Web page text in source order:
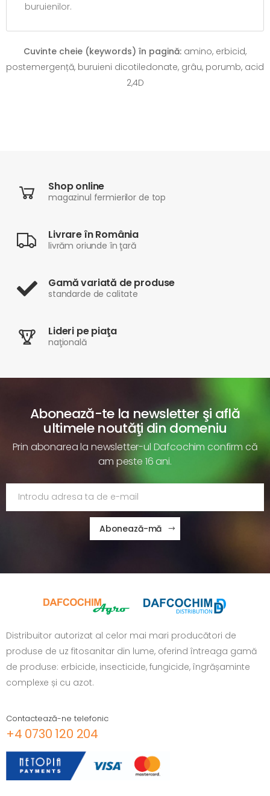
buruienilor.
Cuvinte cheie (keywords) în pagină: amino, erbicid,
postemergență, buruieni dicotiledonate, grâu, porumb, acid
2,4D
Shop online
magazinul fermierilor de top
Livrare în România
livrăm oriunde în ţară
Gamă variată de produse
standarde de calitate
Lideri pe piaţa
naţională
Abonează-te la newsletter şi află
ultimele noutăţi din domeniu
Prin abonarea la newsletter-ul Dafcochim confirm că
am peste 16 ani.
Abonează-mă
Distribuitor autorizat al celor mai mari producători de
produse de uz fitosanitar din lume, oferind întreaga gamă
de produse: erbicide, insecticide, fungicide, îngrășaminte
complexe și cu azot.
Contactează-ne telefonic
+4 0730 120 204